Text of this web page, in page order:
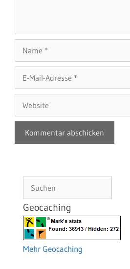
Mail-
Adresse
Geocaching
Mehr Geocaching